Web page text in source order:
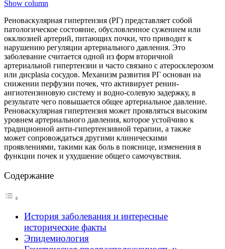
Show column
Реноваскулярная гипертензия (РГ) представляет собой
патологическое состояние, обусловленное сужением или
окклюзией артерий, питающих почки, что приводит к
нарушению регуляции артериального давления. Это
заболевание считается одной из форм вторичной
артериальной гипертензии и часто связано с атеросклерозом
или дисplasia сосудов. Механизм развития РГ основан на
снижении перфузии почек, что активирует ренин-
ангиотензиновую систему и водно-солевую задержку, в
результате чего повышается общее артериальное давление.
Реноваскулярная гипертензия может проявляться высоким
уровнем артериального давления, которое устойчиво к
традиционной анти-гипертензивной терапии, а также
может сопровождаться другими клиническими
проявлениями, такими как боль в пояснице, изменения в
функции почек и ухудшение общего самочувствия.
Содержание
История заболевания и интересные
исторические факты
Эпидемиология